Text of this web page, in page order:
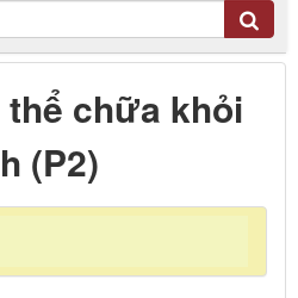
chữa khỏi
(P2)